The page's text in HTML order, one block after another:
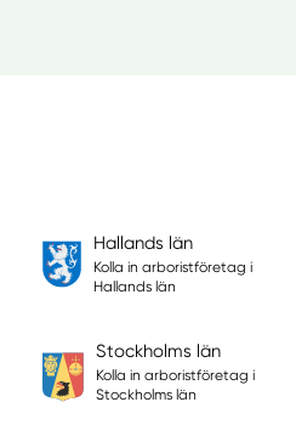
Hallands län
Kolla in arboristföretag i
Hallands län
Stockholms län
Kolla in arboristföretag i
Stockholms län